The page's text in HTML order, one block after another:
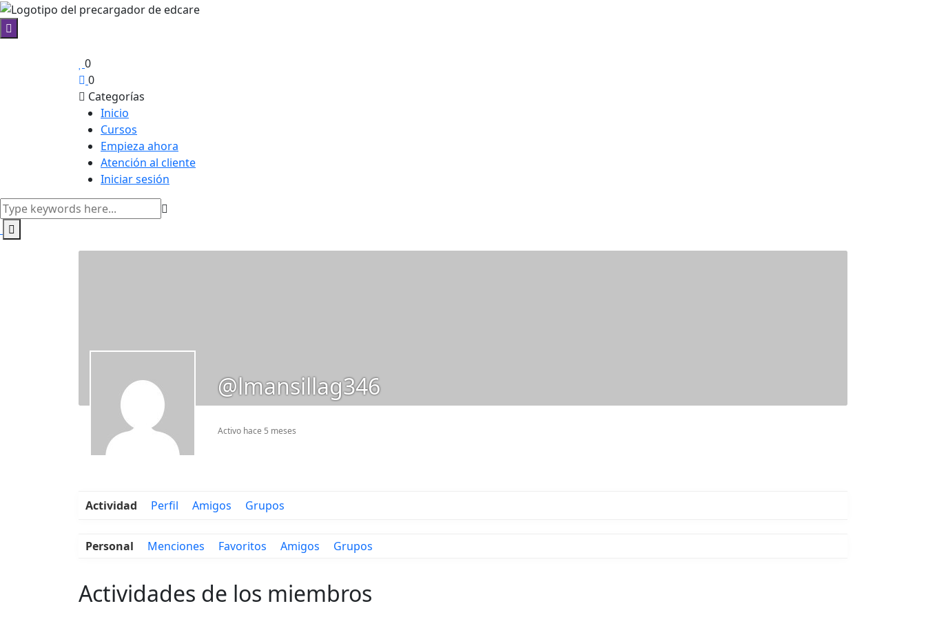
0
0
Categorías
Inicio
Cursos
Empieza ahora
Atención al cliente
Iniciar sesión
@lmansillag346
Activo hace 5 meses
Actividad Perfil Amigos Grupos
Personal Menciones Favoritos Amigos Grupos
Actividades de los miembros